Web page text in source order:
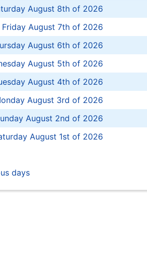
August 8th of 2026
Friday August 7th of 2026
August 6th of 2026
August 5th of 2026
August 4th of 2026
August 3rd of 2026
August 2nd of 2026
August 1st of 2026
days